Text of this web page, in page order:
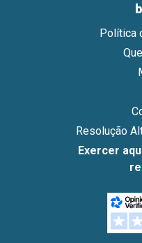
Política
Resolução
Exercer